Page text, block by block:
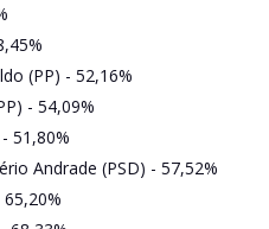
(PP) - 52,16%
- 54,09%
51,80%
Andrade (PSD) - 57,52%